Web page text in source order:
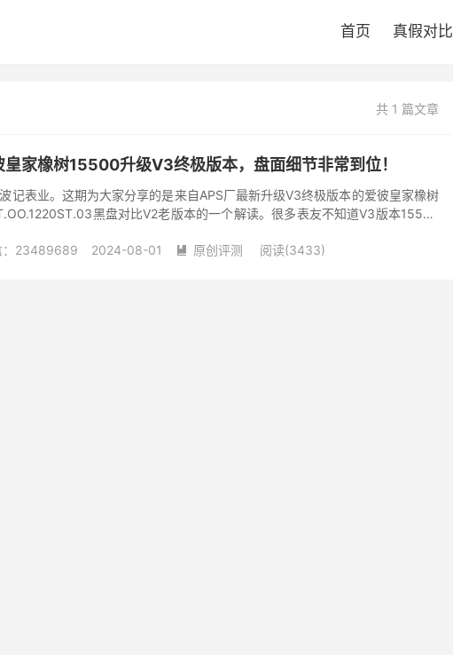
首页 真假对比
共 1 篇文章
皇家橡树15500升级V3终极版本，盘面细节非常到位！
记表业。这期为大家分享的是来自APS厂最新升级V3终极版本的爱彼皇家橡树
黑盘对比V2老版本的一个解读。很多表友不知道V3版本15500
：23489689
2024-08-01  原创评测 阅读(3433)